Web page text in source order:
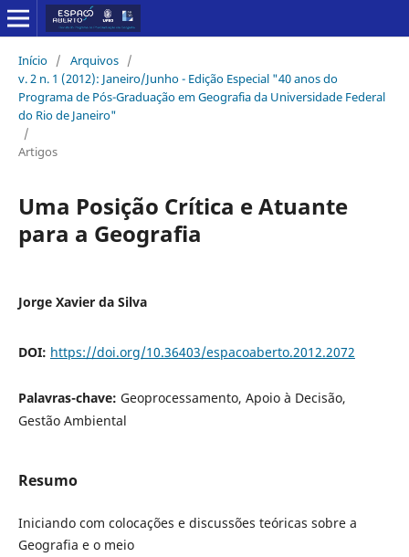
Início / Arquivos /
v. 2 n. 1 (2012): Janeiro/Junho - Edição Especial "40 anos do
Programa de Pós-Graduação em Geografia da Universidade Federal
do Rio de Janeiro"
/
Artigos
Uma Posição Crítica e Atuante
para a Geografia
Jorge Xavier da Silva
DOI: https://doi.org/10.36403/espacoaberto.2012.2072
Palavras-chave: Geoprocessamento, Apoio à Decisão,
Gestão Ambiental
Resumo
Iniciando com colocações e discussões teóricas sobre a
Geografia e o meio